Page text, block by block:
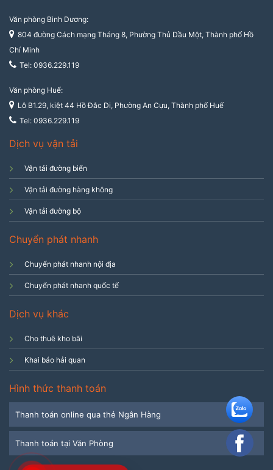
Văn phòng Bình Dương:
804 đường Cách mạng Tháng 8, Phường Thủ Dầu Một, Thành phố Hồ
Chí Minh
Tel: 0936.229.119
Văn phòng Huế:
Lô B1.29, kiệt 44 Hồ Đắc Di, Phường An Cựu, Thành phố Huế
Tel: 0936.229.119
Dịch vụ vận tải
Vận tải đường biển
Vận tải đường hàng không
Vận tải đường bộ
Chuyển phát nhanh
Chuyển phát nhanh nội địa
Chuyển phát nhanh quốc tế
Dịch vụ khác
Cho thuê kho bãi
Khai báo hải quan
Hình thức thanh toán
Thanh toán online qua thẻ Ngân Hàng
Thanh toán tại Văn Phòng